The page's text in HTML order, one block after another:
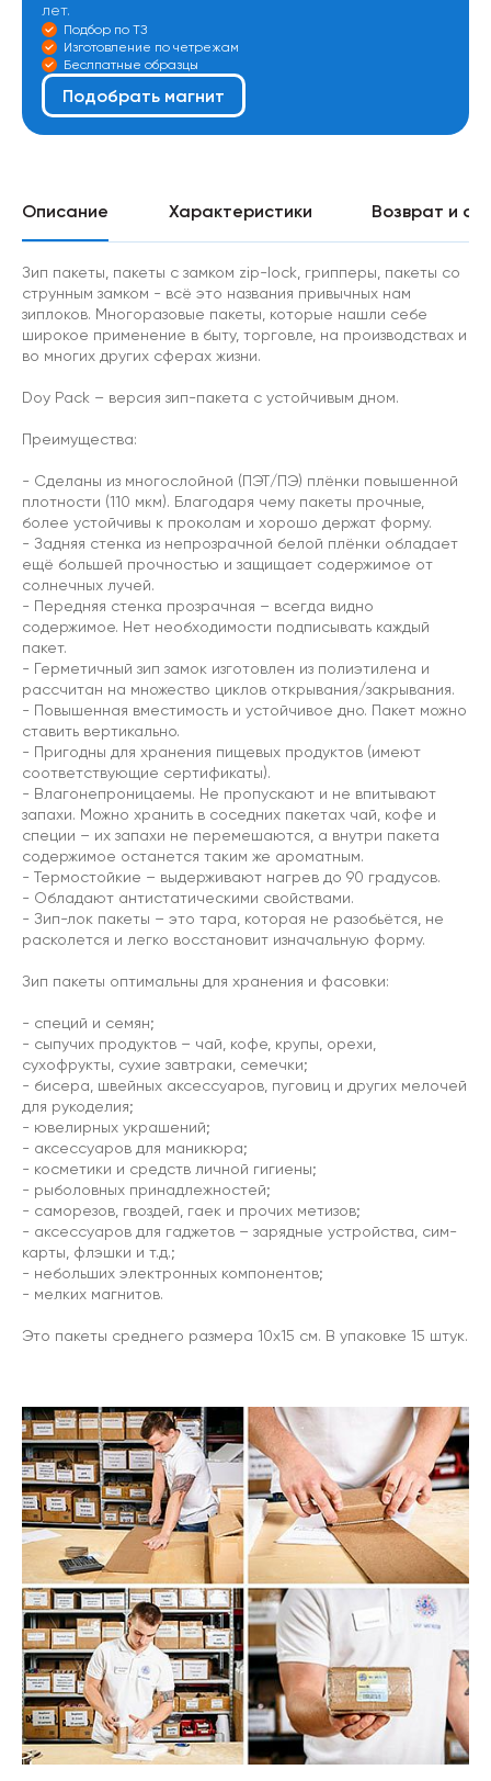
лет.
Подбор по ТЗ
Изготовление по четрежам
Беслпатные образцы
Подобрать магнит
Описание Характеристики Возврат и
Зип пакеты, пакеты с замком zip-lock, грипперы, пакеты со
струнным замком - всё это названия привычных нам
зиплоков. Многоразовые пакеты, которые нашли себе
широкое применение в быту, торговле, на производствах и
во многих других сферах жизни.
Doy Pack – версия зип-пакета с устойчивым дном.
Преимущества:
- Сделаны из многослойной (ПЭТ/ПЭ) плёнки повышенной
плотности (110 мкм). Благодаря чему пакеты прочные,
более устойчивы к проколам и хорошо держат форму.
- Задняя стенка из непрозрачной белой плёнки обладает
ещё большей прочностью и защищает содержимое от
солнечных лучей.
- Передняя стенка прозрачная – всегда видно
содержимое. Нет необходимости подписывать каждый
пакет.
- Герметичный зип замок изготовлен из полиэтилена и
рассчитан на множество циклов открывания/закрывания.
- Повышенная вместимость и устойчивое дно. Пакет можно
ставить вертикально.
- Пригодны для хранения пищевых продуктов (имеют
соответствующие сертификаты).
- Влагонепроницаемы. Не пропускают и не впитывают
запахи. Можно хранить в соседних пакетах чай, кофе и
специи – их запахи не перемешаются, а внутри пакета
содержимое останется таким же ароматным.
- Термостойкие – выдерживают нагрев до 90 градусов.
- Обладают антистатическими свойствами.
- Зип-лок пакеты – это тара, которая не разобьётся, не
расколется и легко восстановит изначальную форму.
Зип пакеты оптимальны для хранения и фасовки:
- специй и семян;
- сыпучих продуктов – чай, кофе, крупы, орехи,
сухофрукты, сухие завтраки, семечки;
- бисера, швейных аксессуаров, пуговиц и других мелочей
для рукоделия;
- ювелирных украшений;
- аксессуаров для маникюра;
- косметики и средств личной гигиены;
- рыболовных принадлежностей;
- саморезов, гвоздей, гаек и прочих метизов;
- аксессуаров для гаджетов – зарядные устройства, сим-
карты, флэшки и т.д.;
- небольших электронных компонентов;
- мелких магнитов.
Это пакеты среднего размера 10х15 см. В упаковке 15 штук.